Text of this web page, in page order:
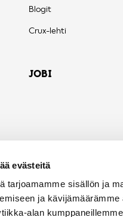
evästeitä
tarjoamamme sisällön ja
ja
alan
Blogit
Crux-lehti
JOBI